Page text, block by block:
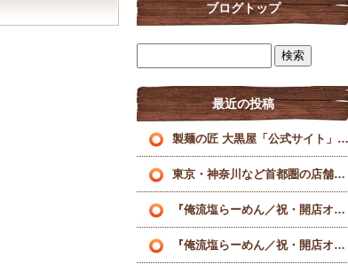
ブログトップ
最近の投稿
製麺の匠 大黒屋「公式サイト」を刷新いたしました
東京・神奈川など首都圏の店舗様へ理想の特注麺を届ける業務用製麺所
『俺流塩らーめん／祝・開店オープン』！！！
『俺流塩らーめん／祝・開店オープン』！！！